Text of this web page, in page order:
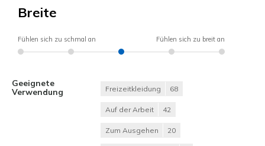
Breite
Fühlen sich zu schmal an Fühlen sich zu breit an
Geeignete
Verwendung
Freizeitkleidung 68
Auf der Arbeit 42
Zum Ausgehen 20